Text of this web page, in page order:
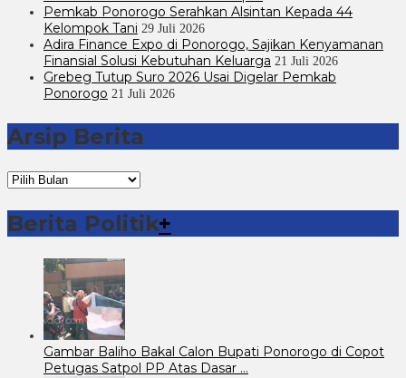
Pemkab Ponorogo Serahkan Alsintan Kepada 44
Kelompok Tani 29 Juli 2026
Adira Finance Expo di Ponorogo, Sajikan Kenyamanan
Finansial Solusi Kebutuhan Keluarga 21 Juli 2026
Grebeg Tutup Suro 2026 Usai Digelar Pemkab
Ponorogo 21 Juli 2026
Arsip Berita
Arsip
Berita
Berita Politik+
Gambar Baliho Bakal Calon Bupati Ponorogo di Copot
Petugas Satpol PP Atas Dasar …